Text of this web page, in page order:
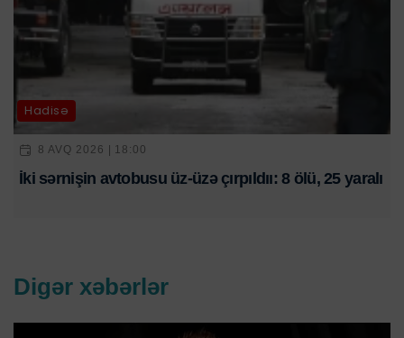
Hadisə
8 AVQ 2026 | 18:00
İki sərnişin avtobusu üz-üzə çırpıldıı: 8 ölü, 25 yaralı
Digər xəbərlər